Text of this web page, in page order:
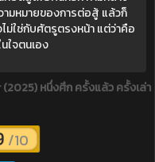
ามหมายของการต่อสู้ แล้วก็
ใช่กับศัตรูตรงหน้า แต่ว่าคือ
ใจตนเอง
หนึ่งศึก ครั้งแล้ว ครั้งเล่า
/10